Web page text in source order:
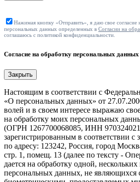
Нажимая кнопку «Отправить», я даю свое согласие
персональных данных определенных в Согласии на
соглашаюсь с политикой конфиденциальности.
Согласие на обработку персональных данных
Закрыть
Настоящим в соответствии с
«О персональных данных» от
волей и в своем интересе выражаю
на обработку моих персональных
(ОГРН 1267700068085, ИНН
зарегистрированным в соответствии с
по адресу: 123242, Россия, город
стр. 1, помещ. 13 (далее по тексту -
дается на обработку одной,
персональных данных, не являющихся